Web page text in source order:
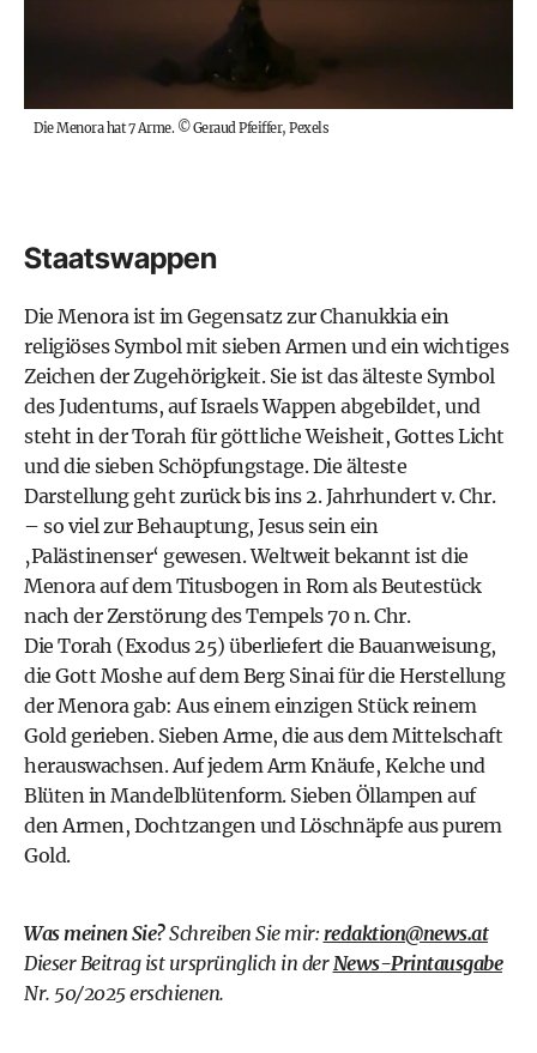
Die Menora hat 7 Arme. ©Geraud Pfeiffer, Pexels
Staatswappen
Die Menora ist im Gegensatz zur Chanukkia ein
religiöses Symbol mit sieben Armen und ein wichtiges
Zeichen der Zugehörigkeit. Sie ist das älteste Symbol
des Judentums, auf Israels Wappen abgebildet, und
steht in der Torah für göttliche Weisheit, Gottes Licht
und die sieben Schöpfungstage. Die älteste
Darstellung geht zurück bis ins 2. Jahrhundert v. Chr.
– so viel zur Behauptung, Jesus sein ein
‚Palästinenser‘ gewesen. Weltweit bekannt ist die
Menora auf dem Titusbogen in Rom als Beutestück
nach der Zerstörung des Tempels 70 n. Chr.
Die Torah (Exodus 25) überliefert die Bauanweisung,
die Gott Moshe auf dem Berg Sinai für die Herstellung
der Menora gab: Aus einem einzigen Stück reinem
Gold gerieben. Sieben Arme, die aus dem Mittelschaft
herauswachsen. Auf jedem Arm Knäufe, Kelche und
Blüten in Mandelblütenform. Sieben Öllampen auf
den Armen, Dochtzangen und Löschnäpfe aus purem
Gold.
Was meinen Sie?Schreiben Sie mir: redaktion@news.at
Dieser Beitrag ist ursprünglich in der News-Printausgabe
Nr. 50/2025 erschienen.